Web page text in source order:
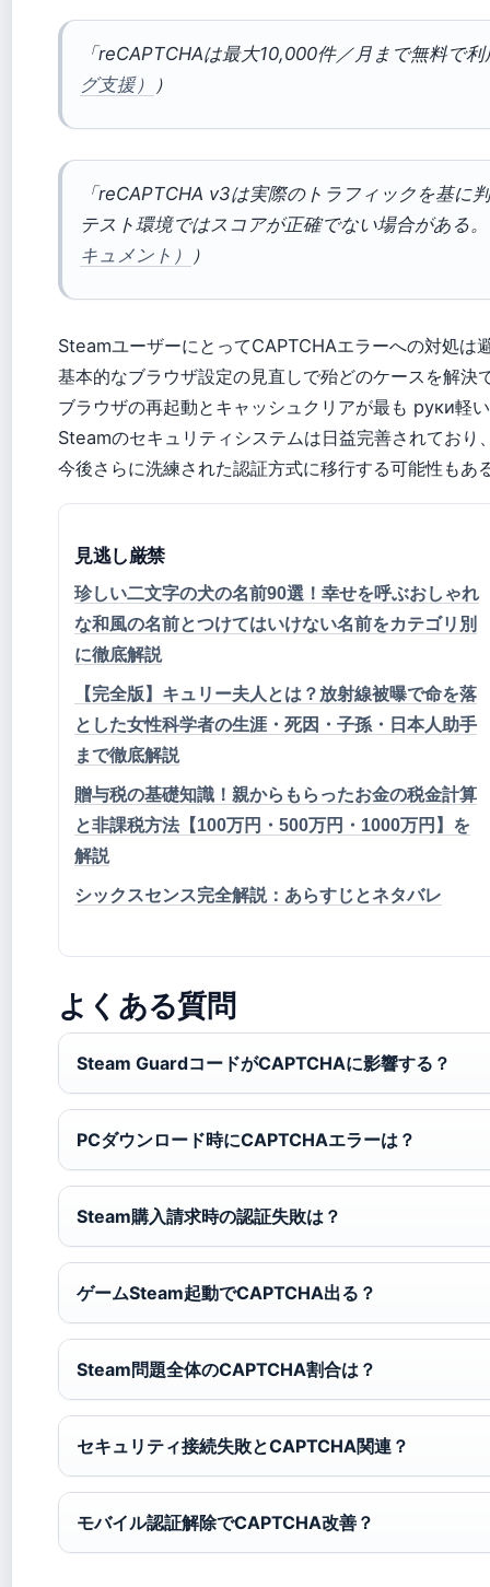
「reCAPTCHAは最大10,000件／月まで無料で
グ支援）
）
「reCAPTCHA v3は実際のトラフィックを基に
テスト環境ではスコアが正確でない場合がある
キュメント）
）
SteamユーザーにとってCAPTCHAエラーへの対処は
基本的なブラウザ設定の見直しで殆どのケースを解
ブラウザの再起動とキャッシュクリアが最も руки軽
Steamのセキュリティシステムは日益完善されており
今後さらに洗練された認証方式に移行する可能性もあ
見逃し厳禁
珍しい二文字の犬の名前90選！幸せを呼ぶおしゃれ
な和風の名前とつけてはいけない名前をカテゴリ別
に徹底解説
【完全版】キュリー夫人とは？放射線被曝で命を落
とした女性科学者の生涯・死因・子孫・日本人助手
まで徹底解説
贈与税の基礎知識！親からもらったお金の税金計算
と非課税方法【100万円・500万円・1000万円】を
解説
シックスセンス完全解説：あらすじとネタバレ
よくある質問
Steam GuardコードがCAPTCHAに影響する？
PCダウンロード時にCAPTCHAエラーは？
Steam購入請求時の認証失敗は？
ゲームSteam起動でCAPTCHA出る？
Steam問題全体のCAPTCHA割合は？
セキュリティ接続失敗とCAPTCHA関連？
モバイル認証解除でCAPTCHA改善？